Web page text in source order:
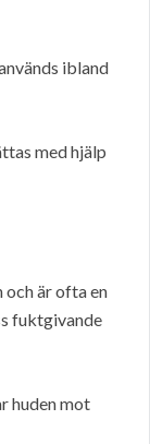
ibland
med hjälp
och är ofta en
fuktgivande
huden mot